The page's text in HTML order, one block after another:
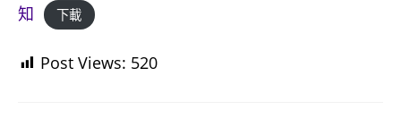
知
下載
Post Views: 520